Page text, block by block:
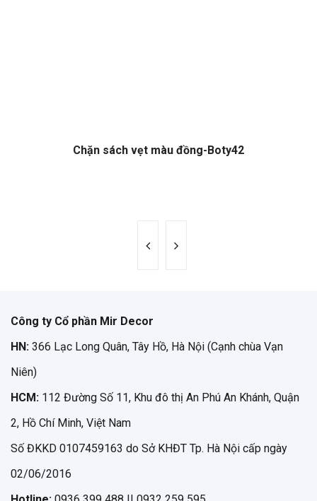
Chặn sách vẹt màu đồng-Boty42
Công ty Cổ phần Mir Decor
HN: 366 Lạc Long Quân, Tây Hồ, Hà Nội (Cạnh chùa Vạn
Niên)
HCM: 112 Đường Số 11, Khu đô thị An Phú An Khánh, Quận
2, Hồ Chí Minh, Việt Nam
Số ĐKKD 0107459163 do Sở KHĐT Tp. Hà Nội cấp ngày
02/06/2016